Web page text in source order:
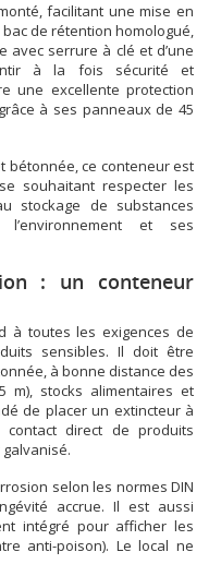
facilitant une mise en
bac de rétention homologué,
avec serrure à clé et d’une
à la fois sécurité et
une excellente protection
à ses panneaux de 45
bétonnée, ce conteneur est
souhaitant respecter les
stockage de substances
et ses
: un conteneur
à toutes les exigences de
sensibles. Il doit être
à bonne distance des
m), stocks alimentaires et
de placer un extincteur à
direct de produits
selon les normes DIN
accrue. Il est aussi
intégré pour afficher les
anti-poison). Le local ne